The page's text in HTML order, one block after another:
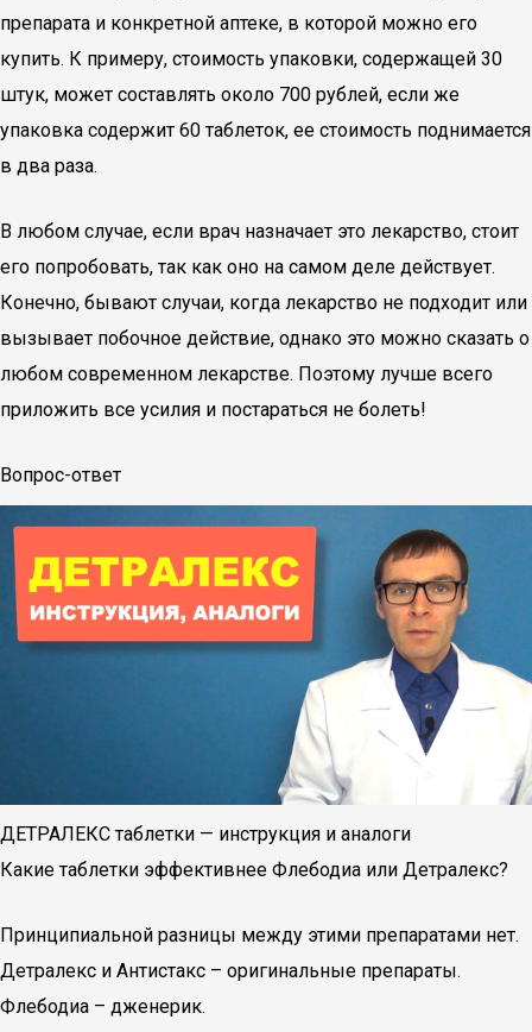
препарата и конкретной аптеке, в которой можно его
купить. К примеру, стоимость упаковки, содержащей 30
штук, может составлять около 700 рублей, если же
упаковка содержит 60 таблеток, ее стоимость поднимается
в два раза.
В любом случае, если врач назначает это лекарство, стоит
его попробовать, так как оно на самом деле действует.
Конечно, бывают случаи, когда лекарство не подходит или
вызывает побочное действие, однако это можно сказать о
любом современном лекарстве. Поэтому лучше всего
приложить все усилия и постараться не болеть!
Вопрос-ответ
ДЕТРАЛЕКС таблетки — инструкция и аналоги
Какие таблетки эффективнее Флебодиа или Детралекс?
Принципиальной разницы между этими препаратами нет.
Детралекс и Антистакс – оригинальные препараты.
Флебодиа – дженерик.